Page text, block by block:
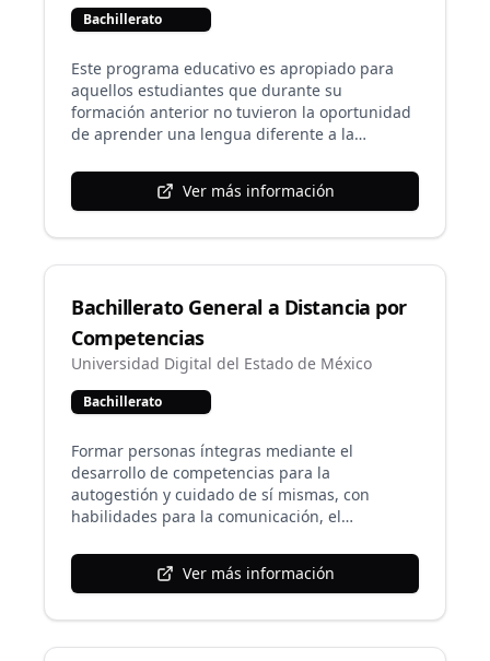
Bachillerato
Este programa educativo es apropiado para
aquellos estudiantes que durante su
formación anterior no tuvieron la oportunidad
de aprender una lengua diferente a la
analíticos del idioma ofertado están de
acuerdo a su nivel de dominio y es hasta el
unidades en el idioma extranjero. Actualmente
se consideran las unidades de aprendizaje
experimentales para ofertarlas en inglés y las
de los campos de Ciencias Sociales y el de
Humanidades para el francés. No obstante, la
UANL deja abierta la posibilidad de poder
ofertar esta variante en otros idiomas.
Ver más información
Bachillerato General a Distancia por
Competencias
Universidad Digital del Estado de México
Bachillerato
Formar personas íntegras mediante el
desarrollo de competencias para la
autogestión y cuidado de sí mismas, con
habilidades para la comunicación, el
el trabajo en equipo, con conciencia cívica y
ética. Los egresados desarrollan habilidades
información.
Ver más información